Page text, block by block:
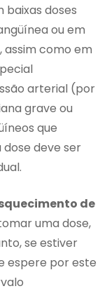
doses
ou em
assim como em
arterial (por
grave ou
que
deve ser
de
uma dose,
se estiver
espere por este